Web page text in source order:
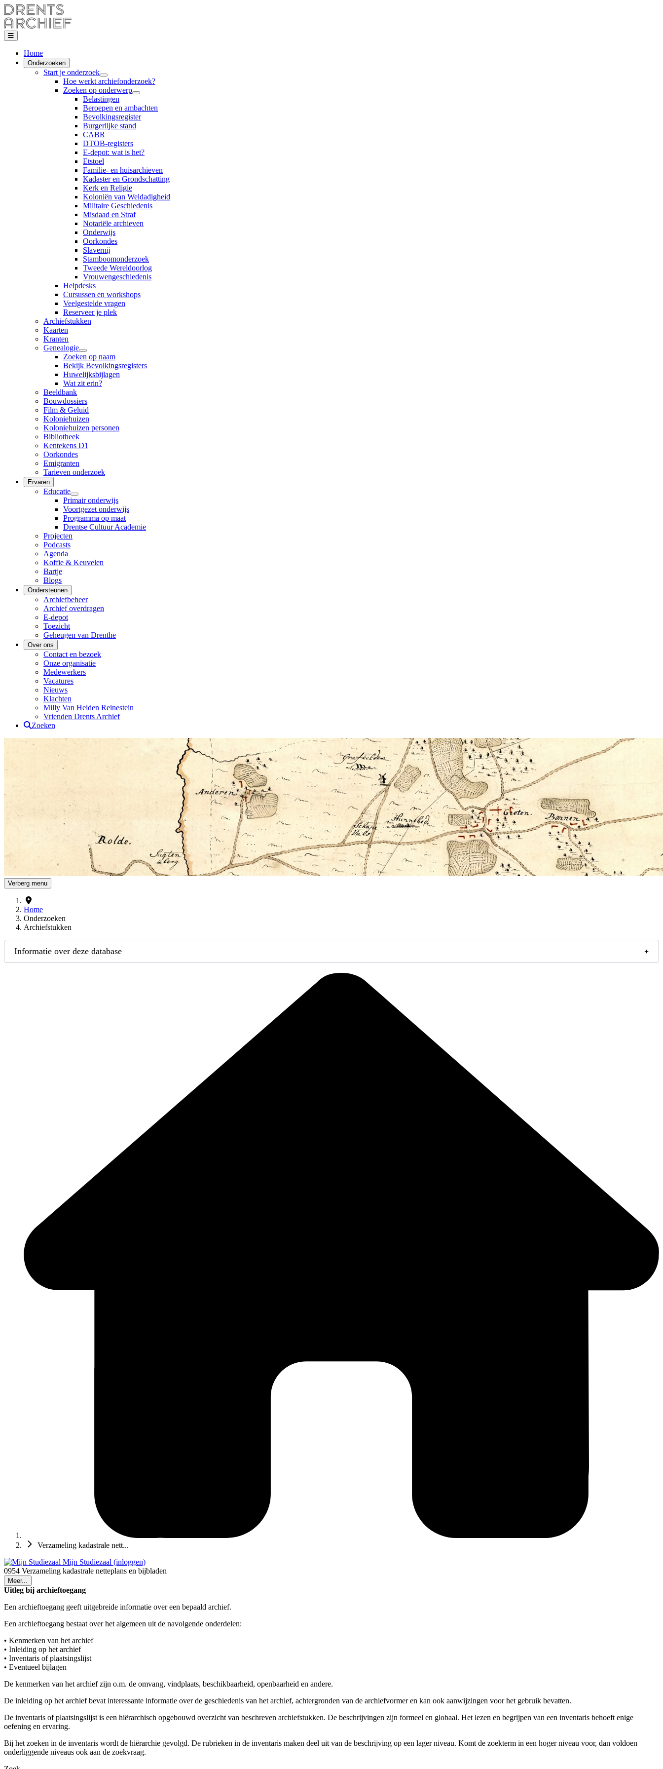
Home
Onderzoeken
Start je onderzoek
Hoe werkt archiefonderzoek?
Zoeken op onderwerp
Belastingen
Beroepen en ambachten
Bevolkingsregister
Burgerlijke stand
CABR
DTOB-registers
E-depot: wat is het?
Etstoel
Familie- en huisarchieven
Kadaster en Grondschatting
Kerk en Religie
Koloniën van Weldadigheid
Militaire Geschiedenis
Misdaad en Straf
Notariële archieven
Onderwijs
Oorkondes
Slavernij
Stamboomonderzoek
Tweede Wereldoorlog
Vrouwengeschiedenis
Helpdesks
Cursussen en workshops
Veelgestelde vragen
Reserveer je plek
Archiefstukken
Kaarten
Kranten
Genealogie
Zoeken op naam
Bekijk Bevolkingsregisters
Huwelijksbijlagen
Wat zit erin?
Beeldbank
Bouwdossiers
Film & Geluid
Koloniehuizen
Koloniehuizen personen
Bibliotheek
Kentekens D1
Oorkondes
Emigranten
Tarieven onderzoek
Ervaren
Educatie
Primair onderwijs
Voortgezet onderwijs
Programma op maat
Drentse Cultuur Academie
Projecten
Podcasts
Agenda
Koffie & Keuvelen
Bartje
Blogs
Ondersteunen
Archiefbeheer
Archief overdragen
E-depot
Toezicht
Geheugen van Drenthe
Over ons
Contact en bezoek
Onze organisatie
Medewerkers
Vacatures
Nieuws
Klachten
Milly Van Heiden Reinestein
Vrienden Drents Archief
Zoeken
Drents Archief
Verberg menu
Home
Onderzoeken
Archiefstukken
Informatie over deze database
Verzameling kadastrale nett...
Mijn Studiezaal (inloggen)
0954 Verzameling kadastrale netteplans en bijbladen
Meer...
Uitleg bij archieftoegang
Een archieftoegang geeft uitgebreide informatie over een bepaald archief.
Een archieftoegang bestaat over het algemeen uit de navolgende onderdelen:
• Kenmerken van het archief
• Inleiding op het archief
• Inventaris of plaatsingslijst
• Eventueel bijlagen
De kenmerken van het archief zijn o.m. de omvang, vindplaats, beschikbaarheid, openbaarheid en andere.
De inleiding op het archief bevat interessante informatie over de geschiedenis van het archief, achtergronden van de archiefvormer en kan ook aanwijzingen voor het gebruik bevatten.
De inventaris of plaatsingslijst is een hiërarchisch opgebouwd overzicht van beschreven archiefstukken. De beschrijvingen zijn formeel en globaal. Het lezen en begrijpen van een inventaris behoeft enige
oefening en ervaring.
Bij het zoeken in de inventaris wordt de hiërarchie gevolgd. De rubrieken in de inventaris maken deel uit van de beschrijving op een lager niveau. Komt de zoekterm in een hoger niveau voor, dan voldoen
onderliggende niveaus ook aan de zoekvraag.